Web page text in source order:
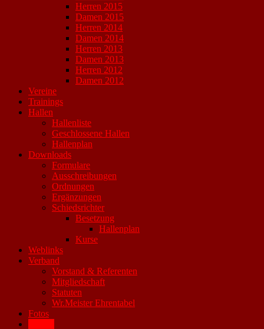
Herren 2015
Damen 2015
Herren 2014
Damen 2014
Herren 2013
Damen 2013
Herren 2012
Damen 2012
Vereine
Trainings
Hallen
Hallenliste
Geschlossene Hallen
Hallenplan
Downloads
Formulare
Ausschreibungen
Ordnungen
Ergänzungen
Schiedsrichter
Besetzung
Hallenplan
Kurse
Weblinks
Verband
Vorstand & Referenten
Mitgliedschaft
Statuten
Wr.Meister Ehrentabel
Fotos